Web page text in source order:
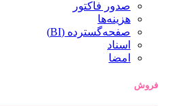
صدور فاکتور
هزینه‌ها
صفحه‌گسترده (BI)
اسناد
امضا
فروش